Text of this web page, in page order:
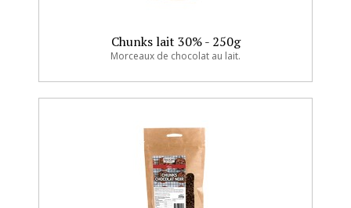
Chunks lait 30% - 250g
Morceaux de chocolat au lait.